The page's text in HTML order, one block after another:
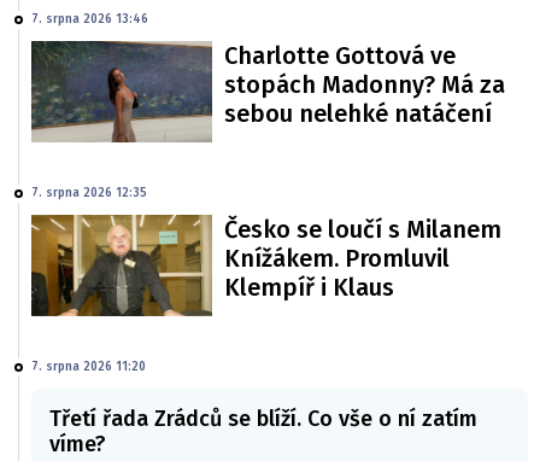
7. srpna 2026 13:46
Charlotte Gottová ve
stopách Madonny? Má za
sebou nelehké natáčení
7. srpna 2026 12:35
Česko se loučí s Milanem
Knížákem. Promluvil
Klempíř i Klaus
7. srpna 2026 11:20
Třetí řada Zrádců se blíží. Co vše o ní zatím
víme?